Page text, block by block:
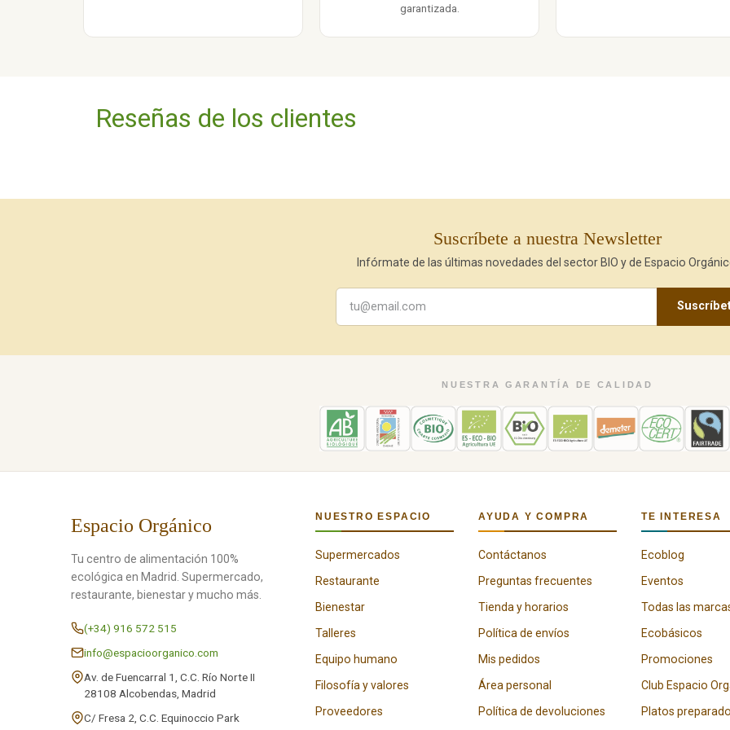
garantizada.
Reseñas de los clientes
Suscríbete a nuestra Newsletter
Infórmate de las últimas novedades del sector BIO y de Espacio
NUESTRA GARANTÍA DE CALIDAD
Espacio Orgánico
Tu centro de alimentación 100%
ecológica en Madrid. Supermercado,
restaurante, bienestar y mucho más.
(+34) 916 572 515
info@espacioorganico.com
Av. de Fuencarral 1, C.C. Río Norte II
28108 Alcobendas, Madrid
C/ Fresa 2, C.C. Equinoccio Park
NUESTRO ESPACIO
Supermercados
Restaurante
Bienestar
Talleres
Equipo humano
Filosofía y valores
Proveedores
AYUDA Y COMPRA
Contáctanos
Preguntas frecuentes
Tienda y horarios
Política de envíos
Mis pedidos
Área personal
Política de devoluciones
TE INTERESA
Ecoblog
Eventos
Todas las
Ecobásicos
Promociones
Club Espacio
Platos